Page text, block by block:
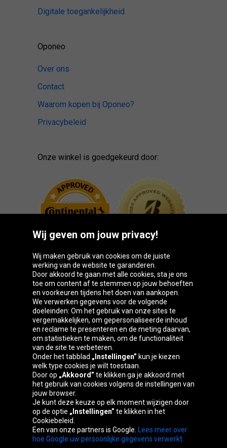
Digitale toegankelijkheid
Oponeo
Over ons
Contact
Waarom kopen bij Oponeo?
Privacybeleid
Onze winkel is goedgekeurd door:
Oponeo-groep
Belgique
Česká
republika
Deutschland Éire
España France Italia Magyarország
Österreich
republika
Kingdom
Wij geven om jouw privacy!
Wij maken gebruik van cookies om de juiste
werking van de website te garanderen.
Door akkoord te gaan met alle cookies, sta je ons
toe om content af te stemmen op jouw behoeften
en voorkeuren tijdens het doen van aankopen.
We verwerken gegevens voor de volgende
doeleinden: Om het gebruik van onze sites te
vergemakkelijken, om gepersonaliseerde inhoud
en reclame te presenteren en de meting daarvan,
om statistieken te maken, om de functionaliteit
van de site te verbeteren.
Onder het tabblad „Instellingen” kun je kiezen
welk type cookies je wilt toestaan.
Door op „Akkoord” te klikken ga je akkoord met
het gebruik van cookies volgens de instellingen van
jouw browser.
Je kunt deze keuze op elk moment wijzigen door
op de optie „Instellingen” te klikken in het
Cookiebeleid.
Een van onze partners is Google. Lees meer over
hoe Google uw persoonlijke gegevens verwerkt.